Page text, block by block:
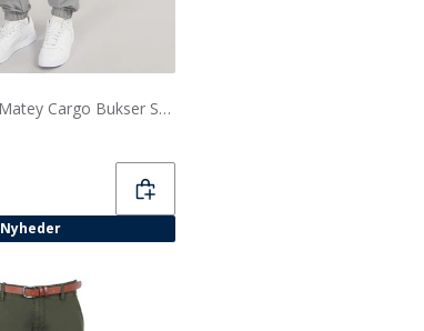
Napapijri Herre Matey Cargo Bukser Shark Skin
Nyheder